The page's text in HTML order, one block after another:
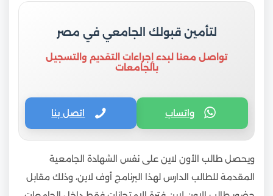
لتأمين قبولك الجامعي في مصر
تواصل معنا لبدء إجراءات التقديم والتسجيل
بالجامعات
واتساب اتصل بنا
ويحصل طالب الأون لاين على نفس الشهادة الجامعية
المقدمة للطالب الدارس لهذا البرنامج أوف لاين، وذلك مقابل